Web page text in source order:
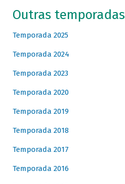
Outras temporadas
Temporada 2025
Temporada 2024
Temporada 2023
Temporada 2020
Temporada 2019
Temporada 2018
Temporada 2017
Temporada 2016